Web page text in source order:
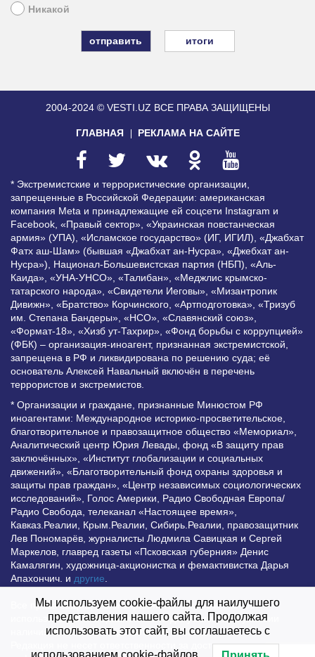
Никакой
итоги
2004-2024 © VESTI.UZ ВСЕ ПРАВА ЗАЩИЩЕНЫ
ГЛАВНАЯ РЕКЛАМА НА САЙТЕ
* Экстремистские и террористические организации,
запрещенные в Российской Федерации: американская
компания Meta и принадлежащие ей соцсети Instagram и
Facebook, «Правый сектор», «Украинская повстанческая
армия» (УПА), «Исламское государство» (ИГ, ИГИЛ), «Джабхат
Фатх аш-Шам» (бывшая «Джабхат ан-Нусра», «Джебхат ан-
Нусра»), Национал-Большевистская партия (НБП), «Аль-
Каида», «УНА-УНСО», «Талибан», «Меджлис крымско-
татарского народа», «Свидетели Иеговы», «Мизантропик
Дивижн», «Братство» Корчинского, «Артподготовка», «Тризуб
им. Степана Бандеры», «НСО», «Славянский союз»,
«Формат-18», «Хизб ут-Тахрир», «Фонд борьбы с коррупцией»
(ФБК) – организация-иноагент, признанная экстремистской,
запрещена в РФ и ликвидирована по решению суда; её
основатель Алексей Навальный включён в перечень
террористов и экстремистов.
* Организации и граждане, признанные Минюстом РФ
иноагентами: Международное историко-просветительское,
благотворительное и правозащитное общество «Мемориал»,
Аналитический центр Юрия Левады, фонд «В защиту прав
заключённых», «Институт глобализации и социальных
движений», «Благотворительный фонд охраны здоровья и
защиты прав граждан», «Центр независимых социологических
исследований», Голос Америки, Радио Свободная Европа/
Радио Свобода, телеканал «Настоящее время»,
Кавказ.Реалии, Крым.Реалии, Сибирь.Реалии, правозащитник
Лев Пономарёв, журналисты Людмила Савицкая и Сергей
Маркелов, главред газеты «Псковская губерния» Денис
Камалягин, художница-акционистка и фемактивистка Дарья
Апахончич. и другие.
Все права защищены и охраняются законом. Любое
использование материалов сайта допустимо при условии
наличия активной гиперссылки на Vesti.UZ.
Редакция не несет ответственности за достоверность
Мы используем cookie-файлы для наилучшего
представления нашего сайта. Продолжая
использовать этот сайт, вы соглашаетесь с